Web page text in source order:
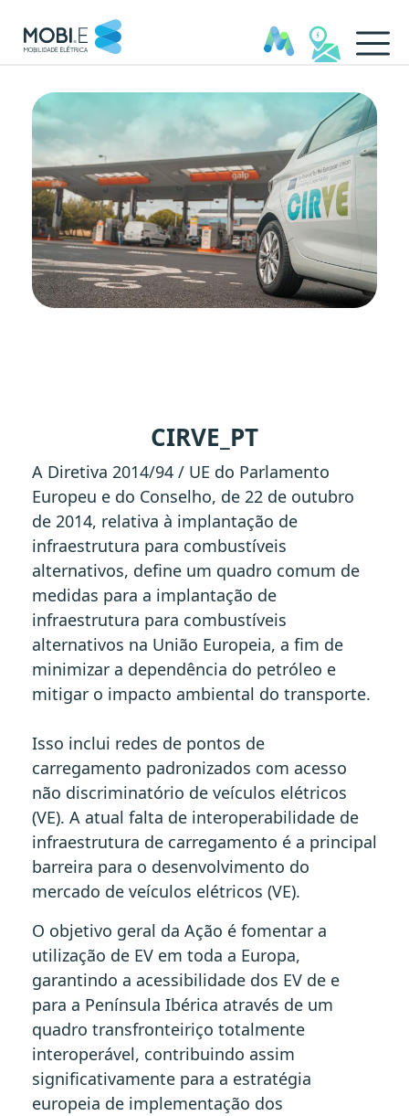
CIRVE_PT
A Diretiva 2014/94 / UE do Parlamento
Europeu e do Conselho, de 22 de outubro
de 2014, relativa à implantação de
infraestrutura para combustíveis
alternativos, define um quadro comum de
medidas para a implantação de
infraestrutura para combustíveis
alternativos na União Europeia, a fim de
minimizar a dependência do petróleo e
mitigar o impacto ambiental do transporte.
Isso inclui redes de pontos de
carregamento padronizados com acesso
não discriminatório de veículos elétricos
(VE). A atual falta de interoperabilidade de
infraestrutura de carregamento é a principal
barreira para o desenvolvimento do
mercado de veículos elétricos (VE).
O objetivo geral da Ação é fomentar a
utilização de EV em toda a Europa,
garantindo a acessibilidade dos EV de e
para a Península Ibérica através de um
quadro transfronteiriço totalmente
interoperável, contribuindo assim
significativamente para a estratégia
europeia de implementação dos